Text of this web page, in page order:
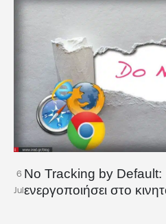
6
Jul
No Tracking by
ενεργοποιήσει στο